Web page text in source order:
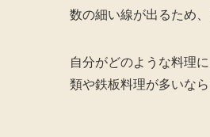
数の細い線が出るため
自分がどのような料理
類や鉄板料理が多いな